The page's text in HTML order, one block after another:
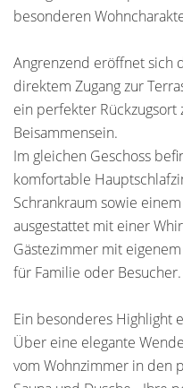
besonderen
Angrenzend eröffnet sich
direktem Zugang zur
ein perfekter Rückzugsort
Beisammensein.
Im gleichen Geschoss
komfortable
Schrankraum sowie
ausgestattet mit einer
Gästezimmer mit
für Familie oder Besucher.
Ein besonderes Highlight
Über eine elegante
vom Wohnzimmer in den